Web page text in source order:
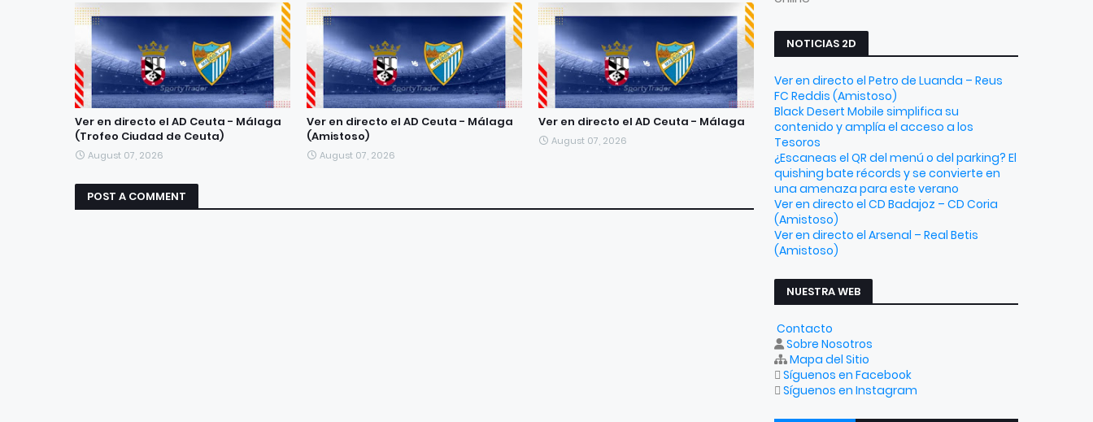
Ver en directo el AD Ceuta - Málaga
(Trofeo Ciudad de Ceuta)
August 07, 2026
Ver en directo el AD Ceuta - Málaga
(Amistoso)
August 07, 2026
Ver en directo el AD Ceuta - Málaga
August 07, 2026
POST A COMMENT
NOTICIAS 2D
Ver en directo el Petro de Luanda – Reus
FC Reddis (Amistoso)
Black Desert Mobile simplifica su
contenido y amplía el acceso a los
Tesoros
¿Escaneas el QR del menú o del parking? El
quishing bate récords y se convierte en
una amenaza para este verano
Ver en directo el CD Badajoz – CD Coria
(Amistoso)
Ver en directo el Arsenal – Real Betis
(Amistoso)
NUESTRA WEB
Contacto
Sobre Nosotros
Mapa del Sitio
Síguenos en Facebook
Síguenos en Instagram